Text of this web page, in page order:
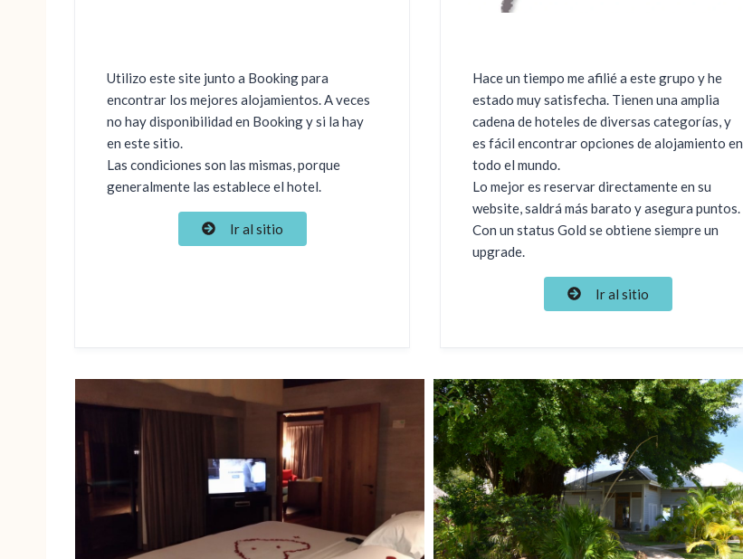
Utilizo este site junto a Booking para
encontrar los mejores alojamientos. A veces
no hay disponibilidad en Booking y si la hay
en este sitio.
Las condiciones son las mismas, porque
generalmente las establece el hotel.
Ir al sitio
Hace un tiempo me afilié a este grupo y he
estado muy satisfecha. Tienen una amplia
cadena de hoteles de diversas categorías, y
es fácil encontrar opciones de alojamiento en
todo el mundo.
Lo mejor es reservar directamente en su
website, saldrá más barato y asegura puntos.
Con un status Gold se obtiene siempre un
upgrade.
Ir al sitio